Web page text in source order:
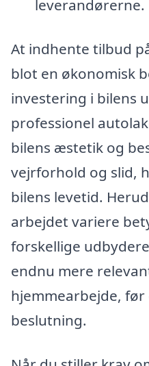
leverandørerne.
At indhente tilbud
blot en økonomisk
investering i bilens
professionel
bilens æstetik og
vejrforhold og slid,
bilens levetid.
arbejdet variere
forskellige
endnu mere
hjemmearbejde,
beslutning.